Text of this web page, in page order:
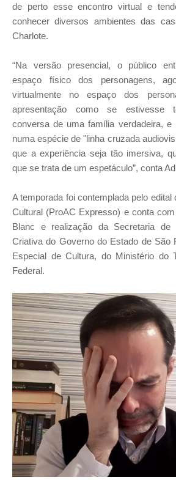
de perto esse encontro virtual e
conhecer diversos ambientes das
Charlote.
“Na versão presencial, o público
espaço físico dos personagens,
virtualmente no espaço dos
apresentação como se estivesse
conversa de uma família verdadeira, e
numa espécie de "linha cruzada
que a experiência seja tão imersiva,
que se trata de um espetáculo”, conta
A temporada foi contemplada pelo edital
Cultural (ProAC Expresso) e conta
Blanc e realização da Secretaria de
Criativa do Governo do Estado de São
Especial de Cultura, do Ministério do
Federal.